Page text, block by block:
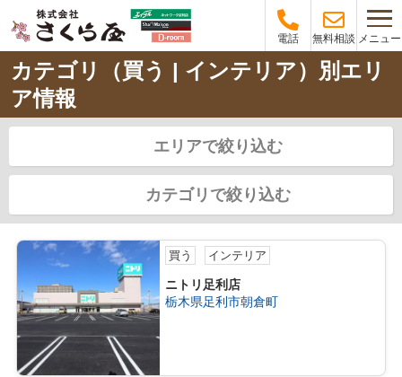
電話 無料相談 メニュー
カテゴリ（買う | インテリア）別エリ
ア情報
エリアで絞り込む
カテゴリで絞り込む
買う インテリア
ニトリ足利店
栃木県足利市朝倉町